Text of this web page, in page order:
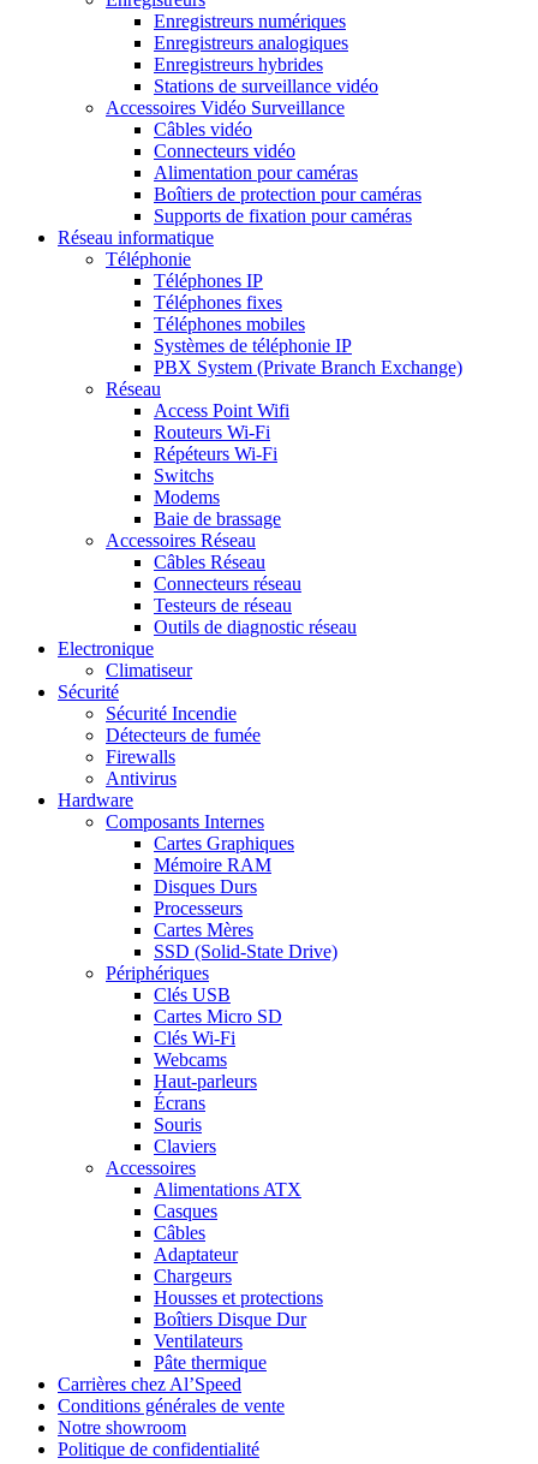
Enregistreurs numériques
Enregistreurs analogiques
Enregistreurs hybrides
Stations de surveillance vidéo
Accessoires Vidéo Surveillance
Câbles vidéo
Connecteurs vidéo
Alimentation pour caméras
Boîtiers de protection pour caméras
Supports de fixation pour caméras
Réseau informatique
Téléphonie
Téléphones IP
Téléphones fixes
Téléphones mobiles
Systèmes de téléphonie IP
PBX System (Private Branch Exchange)
Réseau
Access Point Wifi
Routeurs Wi-Fi
Répéteurs Wi-Fi
Switchs
Modems
Baie de brassage
Accessoires Réseau
Câbles Réseau
Connecteurs réseau
Testeurs de réseau
Outils de diagnostic réseau
Electronique
Climatiseur
Sécurité
Sécurité Incendie
Détecteurs de fumée
Firewalls
Antivirus
Hardware
Composants Internes
Cartes Graphiques
Mémoire RAM
Disques Durs
Processeurs
Cartes Mères
SSD (Solid-State Drive)
Périphériques
Clés USB
Cartes Micro SD
Clés Wi-Fi
Webcams
Haut-parleurs
Écrans
Souris
Claviers
Accessoires
Alimentations ATX
Casques
Câbles
Adaptateur
Chargeurs
Housses et protections
Boîtiers Disque Dur
Ventilateurs
Pâte thermique
Carrières chez Al’Speed
Conditions générales de vente
Notre showroom
Politique de confidentialité